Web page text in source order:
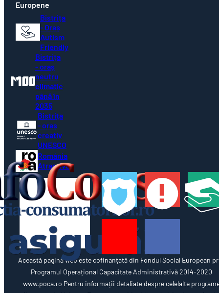
Bistrița
- Oraș
Autism
Friendly
Bistrița
- oraș
neutru
climatic
până în
2035
Bistrița
- oraș
creativ
UNESCO
România
Atractivă
Această pagină web este cofinanțată din Fondul Social European
Programul Operațional Capacitate Administrativă 2014-2020
www.poca.ro Pentru informații detaliate despre celelalte
cofinanțate de Uniunea Europeană, vă invităm să vizitați